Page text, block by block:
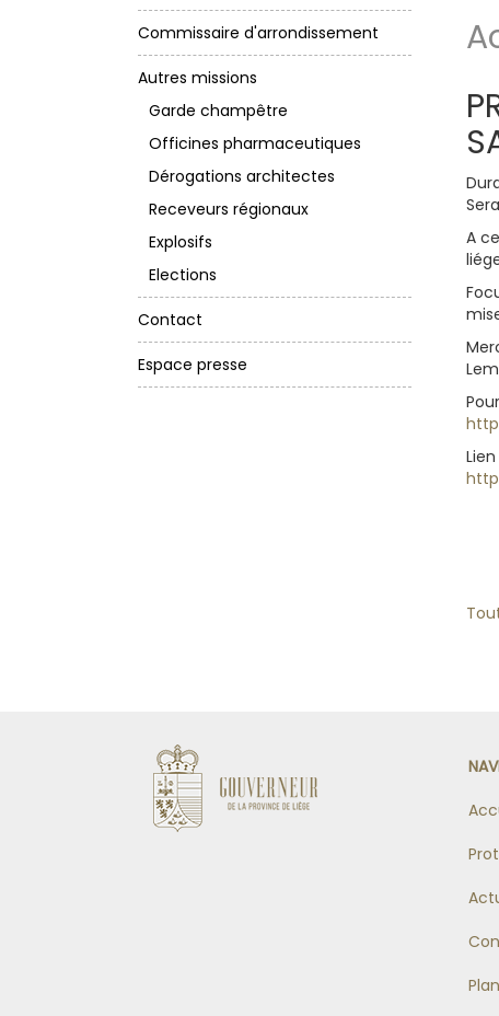
Commissaire d'arrondissement
Autres missions
Garde champêtre
Officines pharmaceutiques
Dérogations architectes
Receveurs régionaux
Explosifs
Elections
Contact
Espace presse
A